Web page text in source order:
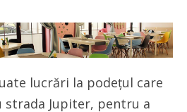
lucrări la podețul care
strada Jupiter, pentru a